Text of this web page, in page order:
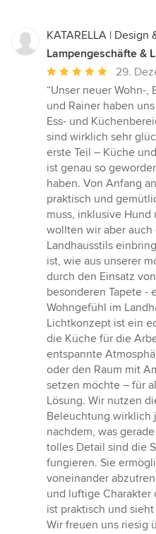
KATARELLA | Design
Lampengeschäfte &
Durchschnittliche
Bewertung:
5
von
5
Sternen
29.
“Unser neuer Wohn-,
und Rainer haben
Ess- und
sind wirklich sehr
erste Teil – Küche
ist genau so
haben. Von Anfang
praktisch und
muss, inklusive
wollten wir aber auch
Landhausstils
ist, wie aus unserer
durch den Einsatz
besonderen Tapete -
Wohngefühl im
Lichtkonzept ist ein
die Küche für die
entspannte
oder den Raum mit
setzen möchte – für
Lösung. Wir nutzen
Beleuchtung wirklich
nachdem, was
tolles Detail sind die
fungieren. Sie
voneinander
und luftige Charakter
ist praktisch und
Wir freuen uns riesig